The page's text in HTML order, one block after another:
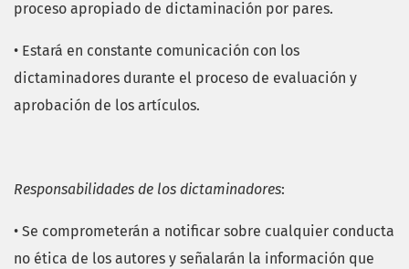
proceso apropiado de dictaminación por pares.
• Estará en constante comunicación con los
dictaminadores durante el proceso de evaluación y
aprobación de los artículos.
Responsabilidades de los dictaminadores:
• Se comprometerán a notificar sobre cualquier conducta
no ética de los autores y señalarán la información que